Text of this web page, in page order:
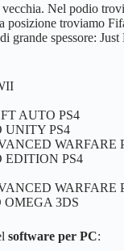
Nel podio
posizione troviamo
grande spessore:
AUTO PS4
UNITY PS4
WARFARE
EDITION PS4
WARFARE
3DS
software per PC: